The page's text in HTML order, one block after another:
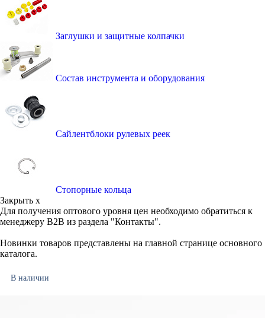
Заглушки и защитные колпачки
Состав инструмента и оборудования
Сайлентблоки рулевых реек
Стопорные кольца
Закрыть x
Для получения оптового уровня цен необходимо обратиться к
менеджеру B2B из раздела "Контакты".
Новинки товаров представлены на главной странице основного
каталога.
В наличии